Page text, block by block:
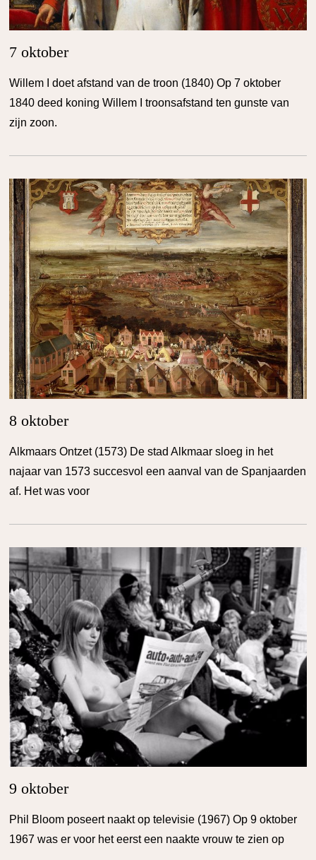
7 oktober
Willem I doet afstand van de troon (1840) Op 7 oktober
1840 deed koning Willem I troonsafstand ten gunste van
zijn zoon.
8 oktober
Alkmaars Ontzet (1573) De stad Alkmaar sloeg in het
najaar van 1573 succesvol een aanval van de Spanjaarden
af. Het was voor
9 oktober
Phil Bloom poseert naakt op televisie (1967) Op 9 oktober
1967 was er voor het eerst een naakte vrouw te zien op